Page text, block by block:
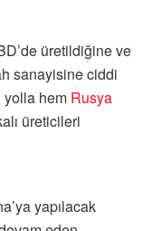
üretildiğine ve
sanayisine ciddi
yolla hem Rusya
üreticileri
yapılacak